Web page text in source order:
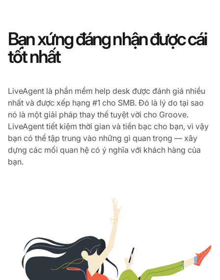
Bạn xứng đáng nhận được cái
tốt nhất
LiveAgent là phần mềm help desk được đánh giá nhiều
nhất và được xếp hạng #1 cho SMB. Đó là lý do tại sao
nó là một giải pháp thay thế tuyệt vời cho Groove.
LiveAgent tiết kiệm thời gian và tiền bạc cho bạn, vì vậy
bạn có thể tập trung vào những gì quan trọng — xây
dựng các mối quan hệ có ý nghĩa với khách hàng của
bạn.